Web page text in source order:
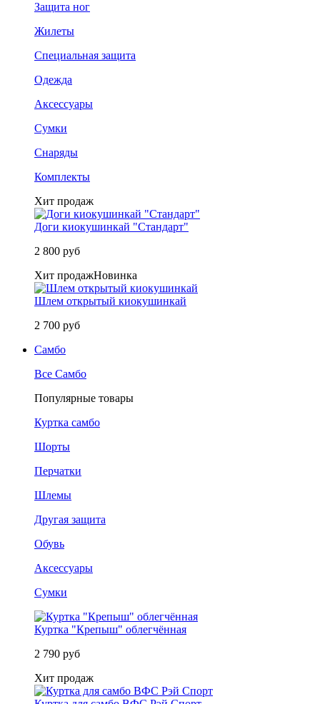
Защита ног
Жилеты
Специальная защита
Одежда
Аксессуары
Сумки
Снаряды
Комплекты
Хит продаж
Доги киокушинкай "Стандарт"
2 800 руб
Хит продажНовинка
Шлем открытый киокушинкай
2 700 руб
Самбо
Все Самбо
Популярные товары
Куртка самбо
Шорты
Перчатки
Шлемы
Другая защита
Обувь
Аксессуары
Сумки
Куртка "Крепыш" облегчённая
2 790 руб
Хит продаж